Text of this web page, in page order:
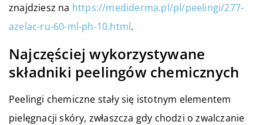
znajdziesz na https://mediderma.pl/pl/peelingi/277-
azelac-ru-60-ml-ph-10.html.
Najczęściej wykorzystywane
składniki peelingów chemicznych
Peelingi chemiczne stały się istotnym elementem
pielęgnacji skóry, zwłaszcza gdy chodzi o zwalczanie